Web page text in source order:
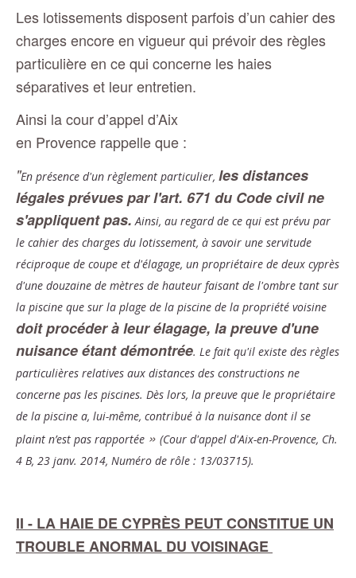
Les lotissements disposent parfois d’un cahier des
charges encore en vigueur qui prévoir des règles
particulière en ce qui concerne les haies
séparatives et leur entretien.
Ainsi la cour d’appel d’Aix
en Provence rappelle que :
"En présence d'un règlement particulier, les distances
légales prévues par l'art. 671 du Code civil ne
s'appliquent pas. Ainsi, au regard de ce qui est prévu par
le cahier des charges du lotissement, à savoir une servitude
réciproque de coupe et d'élagage, un propriétaire de deux cyprès
d'une douzaine de mètres de hauteur faisant de l'ombre tant sur
la piscine que sur la plage de la piscine de la propriété voisine
doit procéder à leur élagage, la preuve d'une
nuisance étant démontrée. Le fait qu'il existe des règles
particulières relatives aux distances des constructions ne
concerne pas les piscines. Dès lors, la preuve que le propriétaire
de la piscine a, lui-même, contribué à la nuisance dont il se
plaint n’est pas rapportée » (Cour d'appel d'Aix-en-Provence, Ch.
4 B, 23 janv. 2014, Numéro de rôle : 13/03715).
II - LA HAIE DE CYPRÈS PEUT CONSTITUE UN
TROUBLE ANORMAL DU VOISINAGE